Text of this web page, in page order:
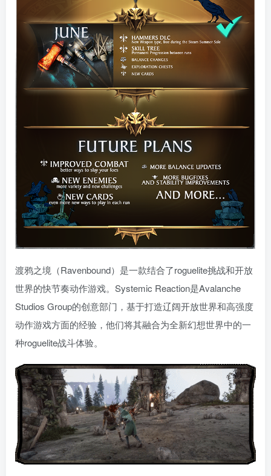
渡鸦之境（Ravenbound）是一款结合了roguelite挑战和开放
世界的快节奏动作游戏。Systemic Reaction是Avalanche
Studios Group的创意部门，基于打造辽阔开放世界和高强度
动作游戏方面的经验，他们将其融合为全新幻想世界中的一
种roguelite战斗体验。